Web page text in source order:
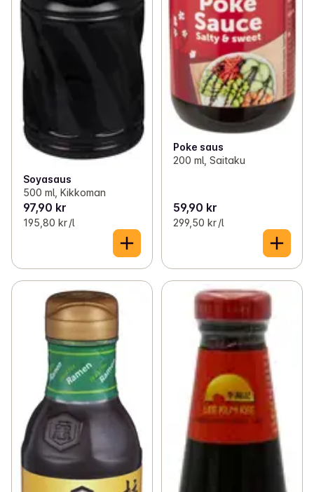
Soyasaus
500 ml, Kikkoman
97,90 kr
195,80 kr /l
Poke saus
200 ml, Saitaku
59,90 kr
299,50 kr /l